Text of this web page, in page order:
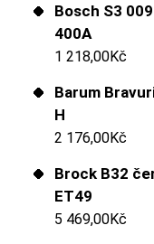
Bosch S3
400A
1 218,00Kč
Barum
H
2 176,00Kč
Brock B32
ET49
5 469,00Kč